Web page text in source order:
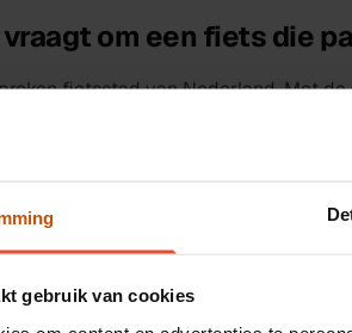
gebruik van cookies
om een fiets die
fietsstad van Nederland. Met
door de binnenstad en duizenden
Voor dagelijks woon-werkverkeer
Rijn of Vleuten naar het
kinderen kiezen in Utrecht vaak
en de boodschappen tegelijk mee te